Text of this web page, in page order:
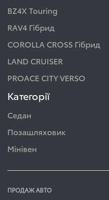
BZ4X Touring
RAV4 Гібрид
COROLLA CROSS Гібрид
LAND CRUISER
PROACE CITY VERSO
Категорії
Седан
Позашляховик
Мінівен
ПРОДАЖ АВТО